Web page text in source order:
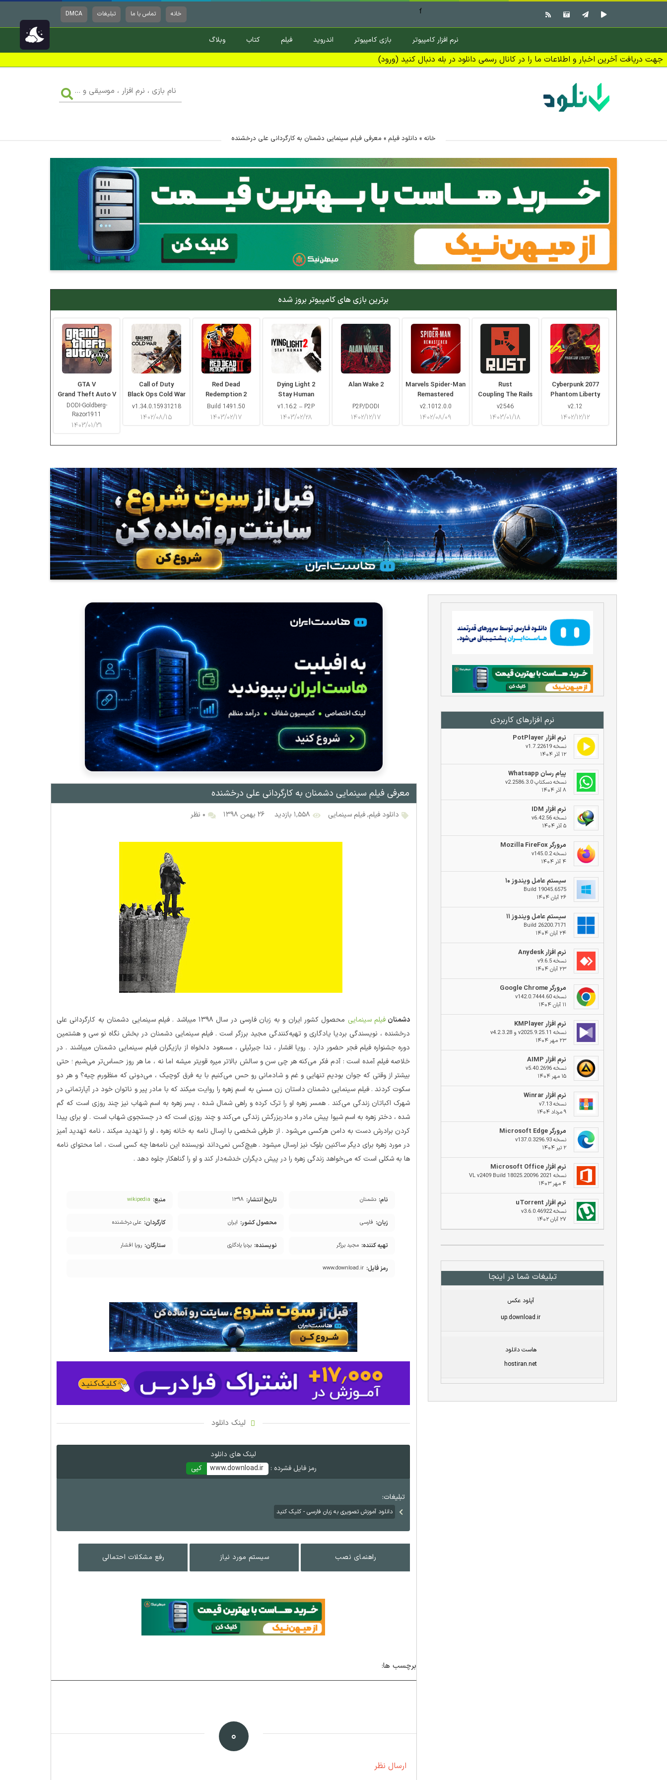
خانه تماس با ما تبلیغات DMCA f
نرم افزار کامپیوتر بازی کامپیوتر اندروید فیلم کتاب وبلاگ
جهت دریافت آخرین اخبار و اطلاعات ما را در کانال رسمی دانلود در بله دنبال کنید (ورود)
بازی
،
خانه » دانلود فیلم » معرفی فیلم سینمایی دشمنان به کارگردانی علی درخشنده
برترین بازی های کامپیوتر بروز شده
GTA V
Grand Theft Auto V
DODI-Goldberg-
Razor1911
۱۴۰۳/۰۱/۳۱
Call of Duty
Black Ops Cold War
v1.34.0.15931218
۱۴۰۲/۰۸/۱۵
Red Dead
Redemption 2
Build 1491.50
۱۴۰۳/۰۲/۱۷
Dying Light 2
Stay Human
v1.16.2 – P2P
۱۴۰۳/۰۲/۲۸
Alan Wake 2
P2P/DODI
۱۴۰۲/۱۲/۱۷
Marvels Spider-Man
Remastered
v2.1012.0.0
۱۴۰۲/۰۸/۰۹
Rust
Coupling The Rails
v2546
۱۴۰۳/۰۱/۱۸
Cyberpunk 2077
Phantom Liberty
v2.12
۱۴۰۲/۱۲/۱۲
نرم افزار‌های کاربردی
نرم افزار PotPlayer
نسخه v1.7.22619
۱۲ آذر ۱۴۰۴
پیام رسان Whatsapp
نسخه دسکتاپ v2.2586.3.0
۸ آذر ۱۴۰۴
نرم افزار IDM
نسخه v6.42.56
۵ آذر ۱۴۰۴
مرورگر Mozilla FireFox
نسخه v145.0.2
۴ آذر ۱۴۰۴
سیستم عامل ویندوز ۱۰
Build 19045.6575
۲۶ آبان ۱۴۰۴
سیستم عامل ویندوز ۱۱
Build 26200.7171
۲۴ آبان ۱۴۰۴
نرم افزار Anydesk
نسخه v9.6.5
۲۳ آبان ۱۴۰۴
مرورگر Google Chrome
نسخه v142.0.7444.60
۱۱ آبان ۱۴۰۴
نرم افزار KMPlayer
نسخه v2025.9.25.11 و v4.2.3.28
۲۳ مهر ۱۴۰۴
نرم افزار AIMP
نسخه v5.40.2696
۱۵ مهر ۱۴۰۴
نرم افزار Winrar
نسخه v7.13
۹ مرداد ۱۴۰۴
مرورگر Microsoft Edge
نسخه v137.0.3296.93
۲ تیر ۱۴۰۴
نرم افزار Microsoft Office
نسخه 2021 VL v2409 Build 18025.20096
۴ مهر ۱۴۰۳
نرم افزار uTorrent
نسخه v3.6.0.46922
۲۷ آبان ۱۴۰۲
تبلیغات شما در اینجا
آپلود عکس
up.download.ir
هاست دانلود
hostiran.net
معرفی فیلم سینمایی دشمنان به کارگردانی علی درخشنده
دانلود فیلم,فیلم سینمایی ۱,۵۵۸ بازدید ۲۶ بهمن ۱۳۹۸ ۰ نظر
دشمنان فیلم سینمایی
محصول کشور ایران و به زبان فارسی در سال ۱۳۹۸ میباشد . فیلم سینمایی دشمنان به کارگردانی علی
درخشنده ، نویسندگی بردیا یادگاری و تهیه‌کنندگی مجید برزگر است . فیلم سینمایی دشمنان در بخش نگاه نو سی و هشتمین
دوره جشنواره فیلم فجر حضور دارد . رویا افشار ، ندا جبرئیلی ، مسعود دلخواه از بازیگران فیلم سینمایی دشمنان میباشند . در
خلاصه فیلم آمده است : آدم فکر می‌کنه هر چی سن­ و سالش بالاتر میره قوی­تر میشه اما نه ، ما هر روز حساس‌تر می‌شیم ؛ حتی
بیشتر از وقتی که جوان بودیم تنهایی و غم و شادمانی رو حس می‌کنیم با یه فرق کوچیک ، می‌دونی که منظورم چیه؟ و هر دو
سکوت کردند . فیلم سینمایی دشمنان داستان زن مسنی به اسم زهره را روایت میکند که با مادر پیر و ناتوان خود در آپارتمانی در
شهرک اکباتان زندگی می‌کند . همسر زهره او را ترک کرده و راهی شمال شده ، پسر زهره به اسم شهاب نیز چند روزی است که گم
شده ، دختر زهره به اسم شیوا پیش مادر و مادربزرگش زندگی می‌کند و چند روزی است که در جستجوی شهاب است . او برای پیدا
کردن برادرش دست به دامن هرکسی می‌شود . از طرفی شخصی با ارسال نامه به خانه زهره ، او را تهدید میکند ، نامه تهدید آمیز
در مورد زهره برای دیگر ساکنین بلوک نیز ارسال میشود . هیچ‌کس نمی‌داند نویسنده این نامه‌ها چه کسی است ، اما محتوای نامه
ها به شکلی است که می‌خواهد زندگی زهره را در پیش دیگران خدشه‌دار کند و او را گناهکار جلوه دهد .
نام: دشمنان تاریخ انتشار: ۱۳۹۸ منبع: wikipedia
زبان: فارسی محصول کشور: ایران کارگردان: علی درخشنده
تهیه کننده: مجید برزگر نویسنده: بردیا یادگاری ستارگان: رویا افشار
رمز فایل: www.download.ir
لینک دانلود
لینک های دانلود
رمز فایل فشرده :
www.download.ir کپی
تبلیغات:
دانلود آموزش تصویری به زبان فارسی - کلیک کنید
راهنمای نصب سیستم مورد نیاز رفع مشکلات احتمالی
برچسب ها:
۰
ارسال نظر